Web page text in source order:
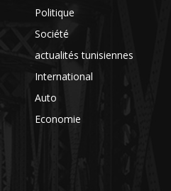
Politique
Société
actualités tunisiennes
International
Auto
Economie